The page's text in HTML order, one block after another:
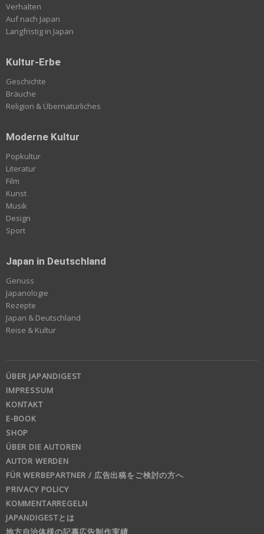
Verhalten
Auf nach Japan
Langfristig in Japan
Kultur-Erbe
Geschichte
Bräuche
Religion & Übernatürliches
Moderne Kultur
Popkultur
Literatur
Film
Kunst
Musik
Design
Sport
Japan in Deutschland
Genuss
Japanologie
Rezepte
Japan & Deutschland
Reise & Kultur
ÜBER JAPANDIGEST
IMPRESSUM
KONTAKT
E-BOOK
SHOP
ÜBER DIE AUTOREN
AUTOR WERDEN
FÜR WERBEPARTNER / 広告出稿をご検討の方へ
PRIVACY POLICY
KOMMENTARREGELN
JAPANDIGESTとは
地方自治体様の記事広告制作実績